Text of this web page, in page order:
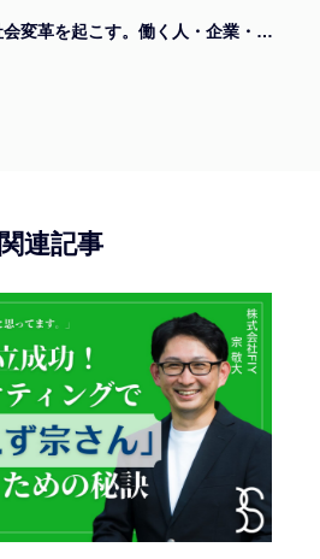
「データ」を通して社会変革を起こす。働く人・企業・社内全員をハッピーに。
関連記事